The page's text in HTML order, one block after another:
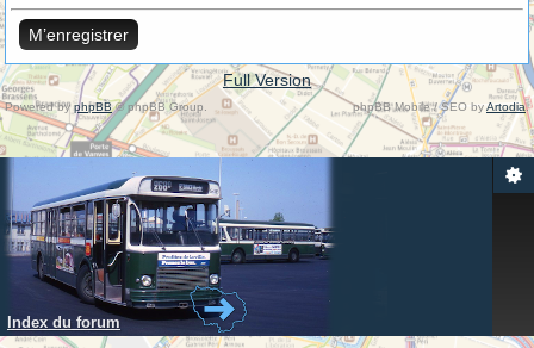
M’enregistrer
Full Version
Powered byphpBB© phpBB Group. phpBB Mobile / SEO byArtodia.
Index du forum